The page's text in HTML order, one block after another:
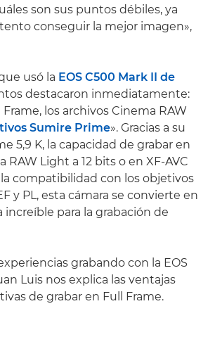
son sus puntos débiles, ya
conseguir la mejor imagen»,
usó la EOS C500 Mark II de
destacaron inmediatamente:
los archivos Cinema RAW
Sumire Prime». Gracias a su
5,9 K, la capacidad de grabar en
RAW Light a 12 bits o en XF-AVC
la compatibilidad con los objetivos
y PL, esta cámara se convierte en
increíble para la grabación de
grabando con la EOS
Luis nos explica las ventajas
de grabar en Full Frame.